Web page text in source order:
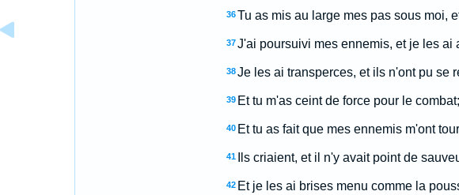
36 Tu as mis au large mes pas sous moi,
37 J'ai poursuivi mes ennemis, et je les ai
38 Je les ai transperces, et ils n'ont pu se
39 Et tu m'as ceint de force pour le
40 Et tu as fait que mes ennemis m'ont
41 Ils criaient, et il n'y avait point de
42 Et je les ai brises menu comme la